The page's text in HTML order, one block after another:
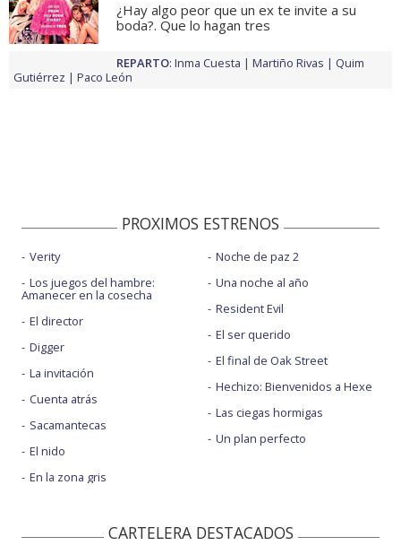
¿Hay algo peor que un ex te invite a su
boda?. Que lo hagan tres
REPARTO: Inma Cuesta Martiño Rivas
Quim
Gutiérrez
Paco León
PROXIMOS ESTRENOS
Verity
Los juegos del hambre:
Amanecer en la cosecha
El director
Digger
La invitación
Cuenta atrás
Sacamantecas
El nido
En la zona gris
Noche de paz 2
Una noche al año
Resident Evil
El ser querido
El final de Oak Street
Hechizo: Bienvenidos a Hexe
Las ciegas hormigas
Un plan perfecto
CARTELERA DESTACADOS